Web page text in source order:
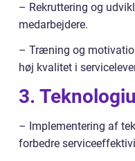
– Rekruttering og
medarbejdere.
– Træning og
høj kvalitet i
3.
– Implementering af
forbedre